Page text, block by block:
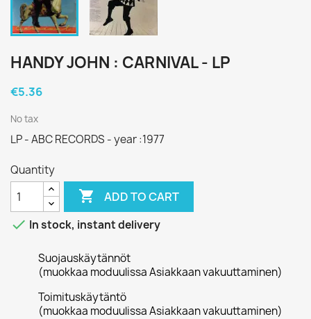
HANDY JOHN : CARNIVAL - LP
€5.36
No tax
LP - ABC RECORDS - year :1977
Quantity
 ADD TO CART
 In stock, instant delivery
Suojauskäytännöt
(muokkaa moduulissa Asiakkaan vakuuttaminen)
Toimituskäytäntö
(muokkaa moduulissa Asiakkaan vakuuttaminen)